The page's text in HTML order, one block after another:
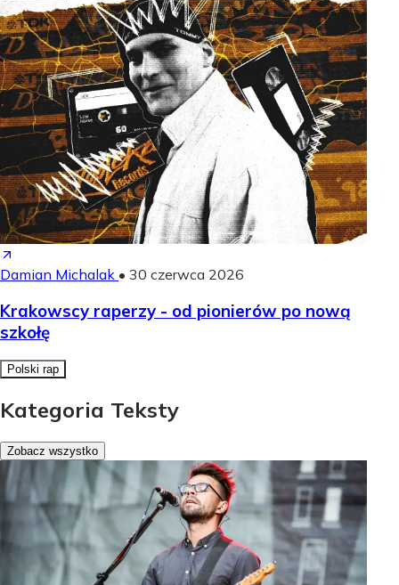
Damian Michalak • 30 czerwca 2026
Krakowscy raperzy - od pionierów po nową
szkołę
Polski rap
Kategoria Teksty
Zobacz wszystko